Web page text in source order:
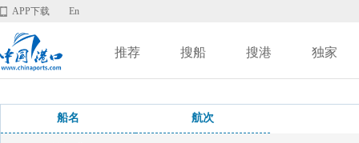
APP下载 En
推荐 搜船 搜港 独家
船名 航次